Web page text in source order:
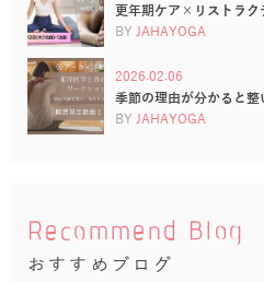
更年期ケア×リストラ
BY JAHAYOGA
2026.02.06
季節の理由が分かると
BY JAHAYOGA
Recommend Blog
おすすめブログ